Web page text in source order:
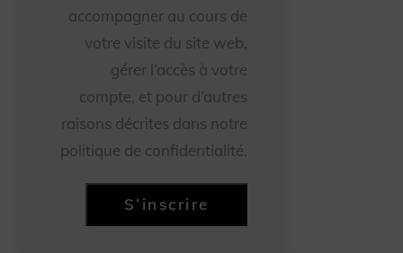
accompagner au cours de
votre visite du site web,
gérer l’accès à votre
compte, et pour d’autres
raisons décrites dans notre
politique de confidentialité.
S’inscrire